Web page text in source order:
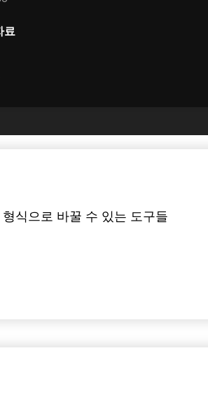
료
식으로 바꿀 수 있는 도구들